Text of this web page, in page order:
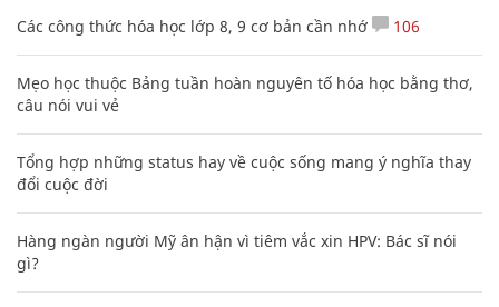
Các công thức hóa học lớp 8, 9 cơ bản cần nhớ 106
Mẹo học thuộc Bảng tuần hoàn nguyên tố hóa học bằng thơ,
câu nói vui vẻ
Tổng hợp những status hay về cuộc sống mang ý nghĩa thay
đổi cuộc đời
Hàng ngàn người Mỹ ân hận vì tiêm vắc xin HPV: Bác sĩ nói
gì?